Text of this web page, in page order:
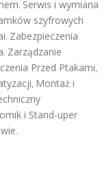
. Serwis i wymiana
szyfrowych
. Zabezpieczenia
. Zarządzanie
Przed Ptakami,
, Montaż i
i Stand-uper
.